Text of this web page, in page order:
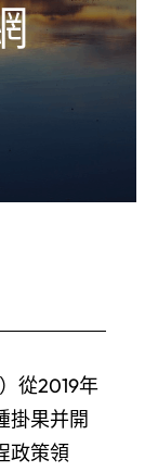
從2019年
掛果并開
政策領